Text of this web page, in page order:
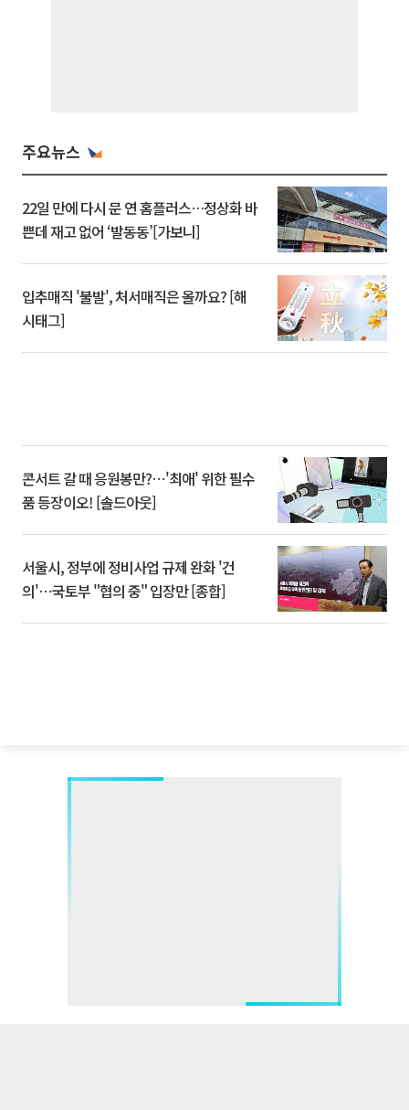
주요뉴스
22일 만에 다시 문 연 홈플러스…정상화 바
쁜데 재고 없어 ‘발동동’[가보니]
입추매직 '불발', 처서매직은 올까요? [해
시태그]
콘서트 갈 때 응원봉만?⋯'최애' 위한 필수
품 등장이오! [솔드아웃]
서울시, 정부에 정비사업 규제 완화 '건
의'⋯국토부 "협의 중" 입장만 [종합]